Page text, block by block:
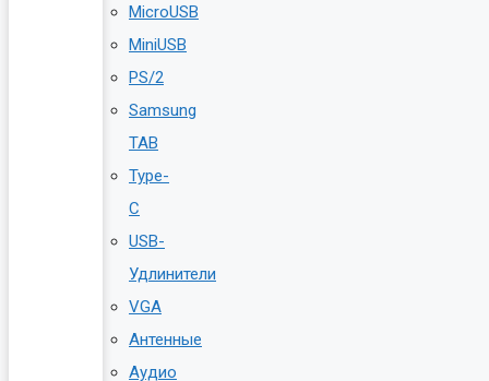
MicroUSB
MiniUSB
PS/2
Samsung
TAB
Type-
C
USB-
Удлинители
VGA
Антенные
Аудио